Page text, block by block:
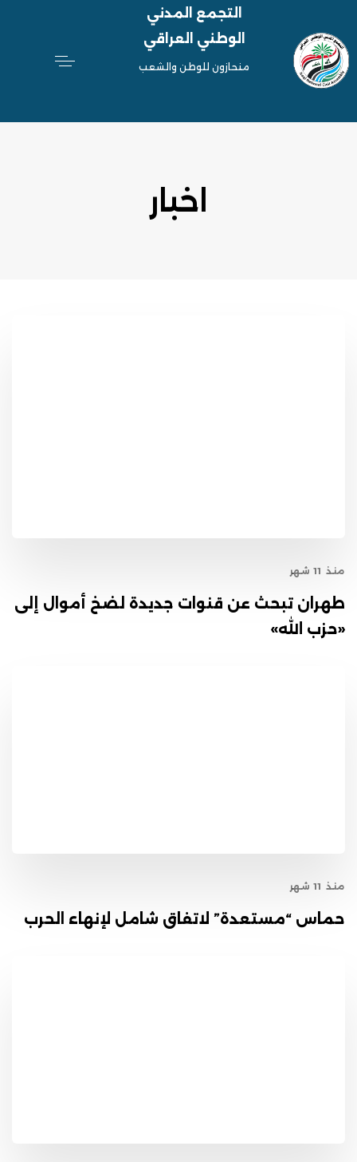
التجمع المدني
الوطني العراقي
منحازون للوطن والشعب
اخبار
منذ 11 شهر
طهران تبحث عن قنوات جديدة لضخ أموال إلى
«حزب الله»
منذ 11 شهر
حماس “مستعدة” لاتفاق شامل لإنهاء الحرب